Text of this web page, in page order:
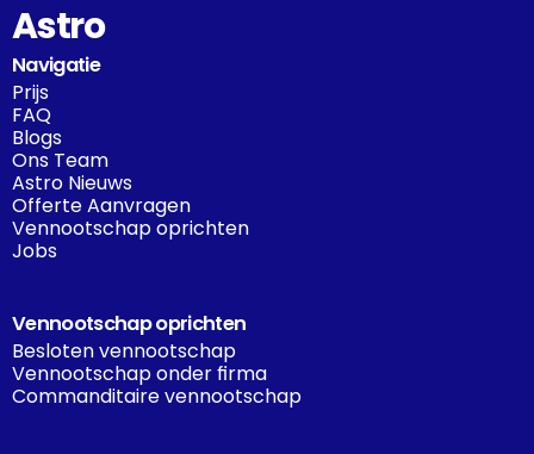
Astro
Navigatie
Prijs
FAQ
Blogs
Ons Team
Astro Nieuws
Offerte Aanvragen
Vennootschap oprichten
Jobs
Vennootschap oprichten
Besloten vennootschap
Vennootschap onder firma
Commanditaire vennootschap